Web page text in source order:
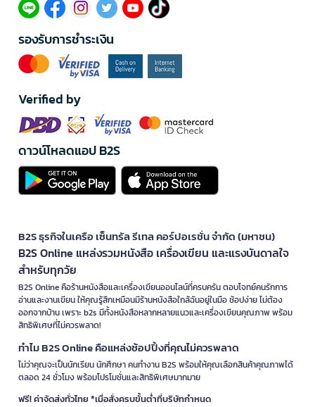
รองรับการชำระเงิน
Verified by
ดาวน์โหลดแอป B2S
B2S ธุรกิจในเครือ เซ็นทรัล รีเทล คอร์ปอเรชั่น จำกัด (มหาชน)
B2S Online แหล่งรวมหนังสือ เครื่องเขียน และแรงบันดาลใจ
สำหรับทุกวัย
B2S Online คือร้านหนังสือและเครื่องเขียนออนไลน์ที่ครบครัน ตอบโจทย์คนรักการ
อ่านและงานเขียน ให้คุณรู้สึกเหมือนมีร้านหนังสือใกล้ฉันอยู่ในมือ ช้อปง่าย ไม่ต้อง
ออกจากบ้าน เพราะ b2s มีทั้งหนังสือหลากหลายแนวและเครื่องเขียนคุณภาพ พร้อม
สิทธิพิเศษที่ไม่ควรพลาด!
ทำไม B2S Online คือแหล่งช้อปปิ้งที่คุณไม่ควรพลาด
ไม่ว่าคุณจะเป็นนักเรียน นักศึกษา คนทำงาน B2S พร้อมให้คุณเลือกสินค้าคุณภาพได้
ตลอด 24 ชั่วโมง พร้อมโปรโมชั่นและสิทธิพิเศษมากมาย
ฟรี! ค่าจัดส่งทั่วไทย *เมื่อสั่งครบขั้นต่ำที่บริษัทกำหนด